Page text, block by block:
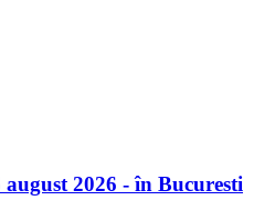
2026 - în Bucuresti